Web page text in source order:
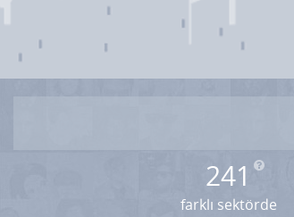
Asansör Servis & Satış
Ayakkabı & Çanta & Deri
241
farklı sektörde